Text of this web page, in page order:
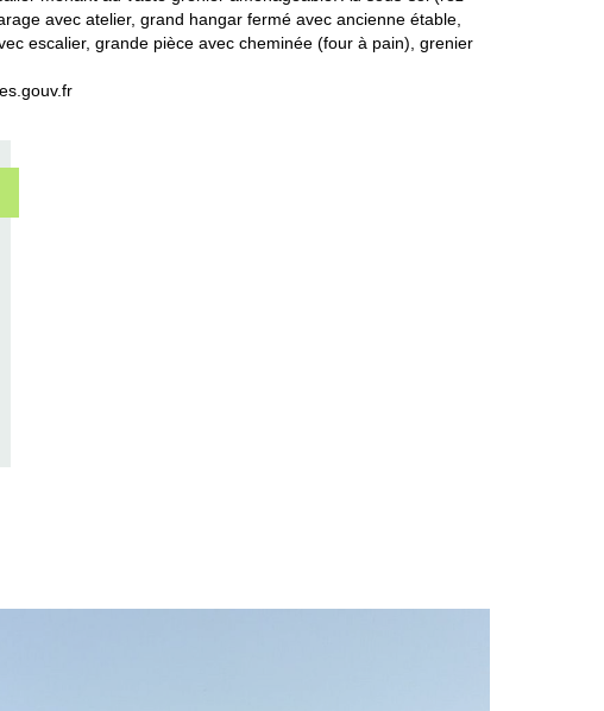
avec atelier, grand hangar fermé avec ancienne étable,
escalier, grande pièce avec cheminée (four à pain), grenier